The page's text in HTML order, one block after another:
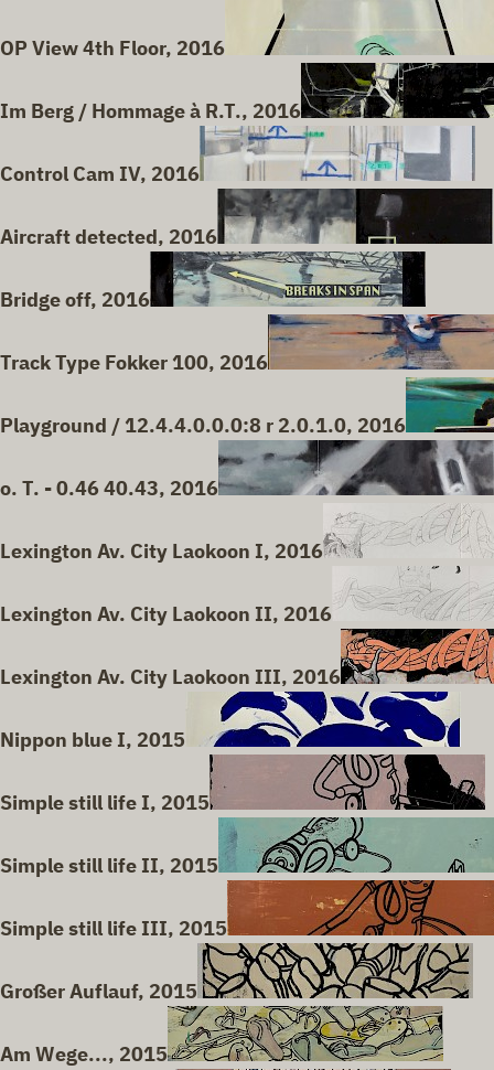
OP View 4th Floor, 2016
Im Berg / Hommage à R.T., 2016
Control Cam IV, 2016
Aircraft detected, 2016
Bridge off, 2016
Track Type Fokker 100, 2016
Playground / 12.4.4.0.0.0:8 r 2.0.1.0, 2016
o. T. - 0.46 40.43, 2016
Lexington Av. City Laokoon I, 2016
Lexington Av. City Laokoon II, 2016
Lexington Av. City Laokoon III, 2016
Nippon blue I, 2015
Simple still life I, 2015
Simple still life II, 2015
Simple still life III, 2015
Großer Auflauf, 2015
Am Wege..., 2015